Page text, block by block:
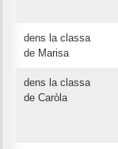
dens la classa
de Marisa
dens la classa
de Caròla